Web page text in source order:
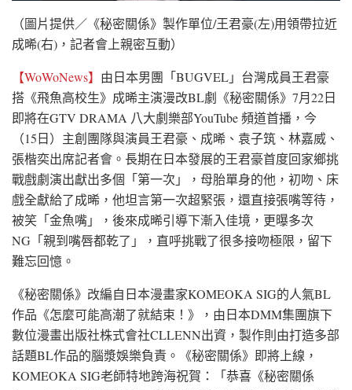
（圖片提供／《秘密關係》製作單位/王君豪(左)用領帶拉近
成晞(右)，記者會上親密互動）
【WoWoNews】 由日本男團「BUGVEL」台灣成員王君豪
搭《飛魚高校生》成晞主演漫改BL劇《秘密關係》7月22日
即將在GTV DRAMA 八大劇樂部YouTube 頻道首播，今
（15日）主創團隊與演員王君豪、成晞、袁子筑、林嘉威、
張楷奕出席記者會。長期在日本發展的王君豪首度回家鄉挑
戰戲劇演出獻出多個「第一次」，母胎單身的他，初吻、床
戲全獻給了成晞，他坦言第一次超緊張，還直接張嘴等待，
被笑「金魚嘴」，後來成晞引導下漸入佳境，更曝多次
NG「親到嘴唇都乾了」，直呼挑戰了很多接吻極限，留下
難忘回憶。
《秘密關係》改編自日本漫畫家KOMEOKA SIG的人氣BL
作品《怎麼可能高潮了就結束！》，由日本DMM集團旗下
數位漫畫出版社株式會社CLLENN出資，製作則由打造多部
話題BL作品的腦漿娛樂負責。《秘密關係》即將上線，
KOMEOKA SIG老師特地跨海祝賀：「恭喜《秘密關係